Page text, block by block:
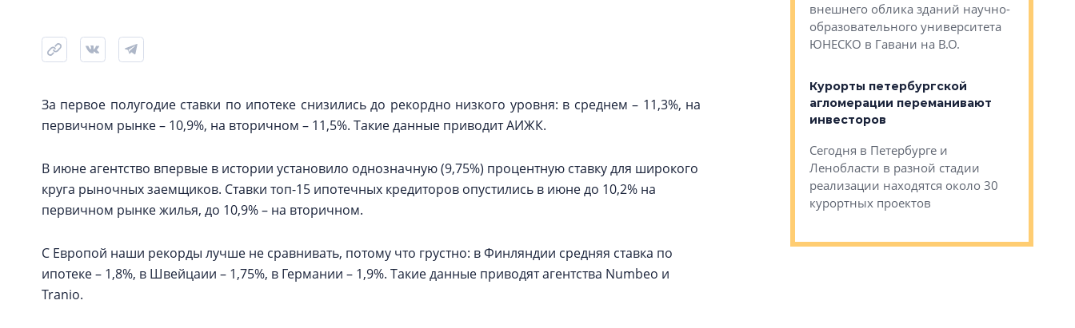
За первое полугодие ставки по ипотеке снизились до рекордно низкого уровня: в среднем – 11,3%, на
первичном рынке – 10,9%, на вторичном – 11,5%. Такие данные приводит АИЖК.
В июне агентство впервые в истории установило однозначную (9,75%) процентную ставку для широкого
круга рыночных заемщиков. Ставки топ-15 ипотечных кредиторов опустились в июне до 10,2% на
первичном рынке жилья, до 10,9% – на вторичном.
С Европой наши рекорды лучше не сравнивать, потому что грустно: в Финляндии средняя ставка по
ипотеке – 1,8%, в Швейцаии – 1,75%, в Германии – 1,9%. Такие данные приводят агентства Numbeo и
Tranio.
Центробанк: квартиры в домах
2020-2026 годов постройки на 9%
внешнего облика зданий научно-
образовательного университета
ЮНЕСКО в Гавани на В.О.
Курорты петербургской
агломерации переманивают
инвесторов
Сегодня в Петербурге и
Ленобласти в разной стадии
реализации находятся около 30
курортных проектов